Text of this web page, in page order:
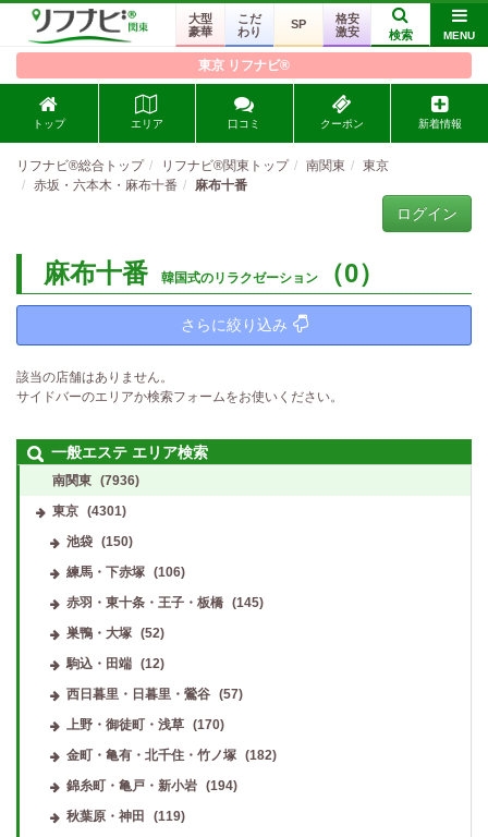
大型
豪華
こだ
わり
SP
格安
激安
検索 MENU
東京 リフナビ®
トップ エリア 口コミ クーポン 新着情報
リフナビ®総合トップ リフナビ®関東トップ 南関東
東京
赤坂・六本木・麻布十番
麻布十番
ログイン
麻布十番 韓国式のリラクゼーション （0）
さらに絞り込み
該当の店舗はありません。
サイドバーのエリアか検索フォームをお使いください。
一般エステ エリア検索
南関東 (7936)
東京 (4301)
池袋
(150)
練馬・下赤塚
(106)
赤羽・東十条・王子・板橋
(145)
巣鴨・大塚
(52)
駒込・田端
(12)
西日暮里・日暮里・鶯谷
(57)
上野・御徒町・浅草
(170)
金町・亀有・北千住・竹ノ塚
(182)
錦糸町・亀戸・新小岩
(194)
秋葉原・神田
(119)